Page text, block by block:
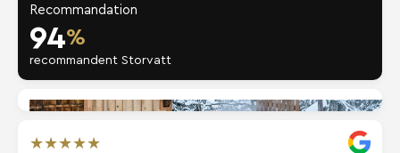
Recommandation
94%
recommandent Storvatt
★★★★★